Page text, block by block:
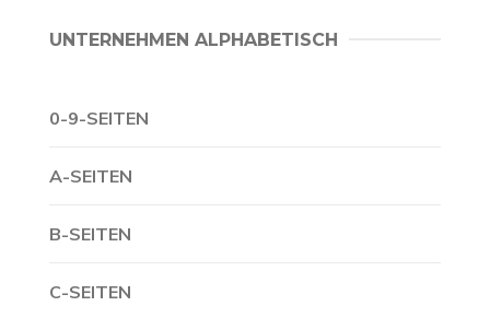
UNTERNEHMEN ALPHABETISCH
0-9-SEITEN
A-SEITEN
B-SEITEN
C-SEITEN